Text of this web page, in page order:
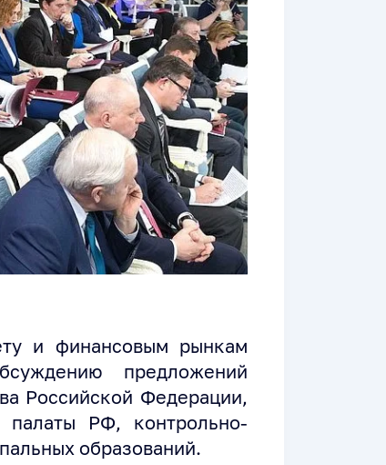
и финансовым рынкам
предложений
Российской Федерации,
палаты РФ, контрольно-
образований.